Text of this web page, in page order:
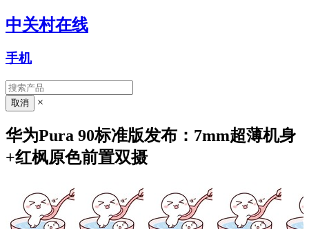
中关村在线
手机
×
华为Pura 90标准版发布：7mm超薄机身
+红枫原色前置双摄